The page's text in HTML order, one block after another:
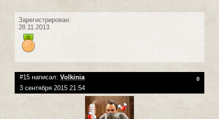
Зарегистрирован:
28.11.2013
#15 написал: Volkinia 0
3 сентября 2015 21:54